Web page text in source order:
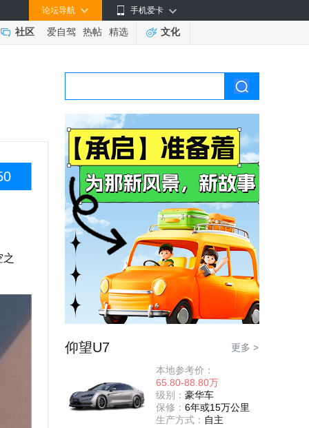
手机爱卡
论坛导航
社区 爱自驾 热帖 精选 文化
仰望U7 更多 >
本地参考价：
65.80-88.80万
级别： 豪华车
保修： 6年或15万公里
生产方式： 自主